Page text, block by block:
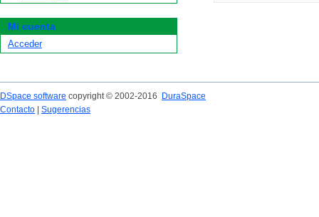
Mi cuenta
Acceder
DSpace software copyright © 2002-2016
DuraSpace
Contacto
Sugerencias